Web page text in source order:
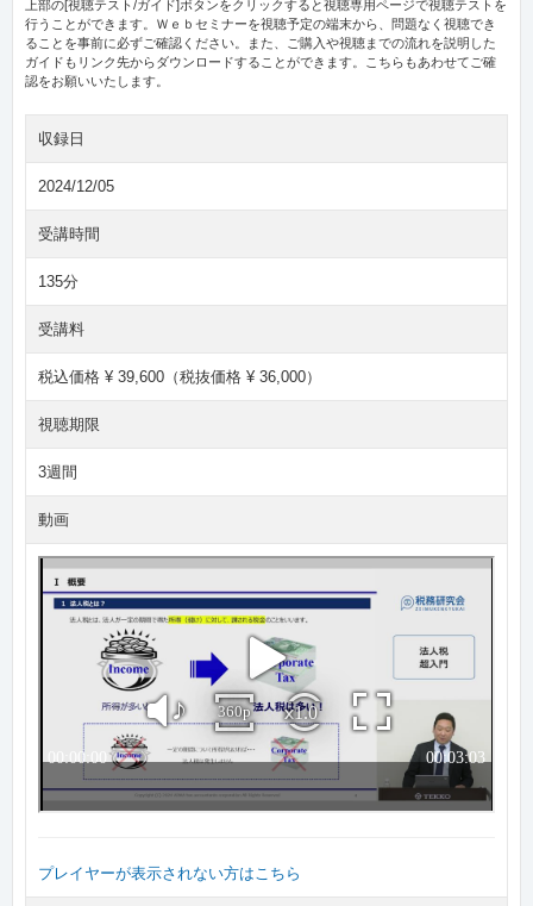
上部の[視聴テスト/ガイド]ボタンをクリックすると視聴専用ページで視聴テストを
行うことができます。Ｗｅｂセミナーを視聴予定の端末から、問題なく視聴でき
ることを事前に必ずご確認ください。また、ご購入や視聴までの流れを説明した
ガイドもリンク先からダウンロードすることができます。こちらもあわせてご確
認をお願いいたします。
収録日
2024/12/05
受講時間
135分
受講料
税込価格 ¥ 39,600（税抜価格 ¥ 36,000）
視聴期限
3週間
動画
プレイヤーが表示されない方はこちら